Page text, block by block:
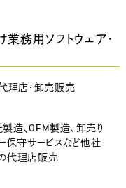
務用ソフトウェア・
代理店・卸売販売
造、OEM製造、卸売り
保守サービスなど他社
の代理店販売